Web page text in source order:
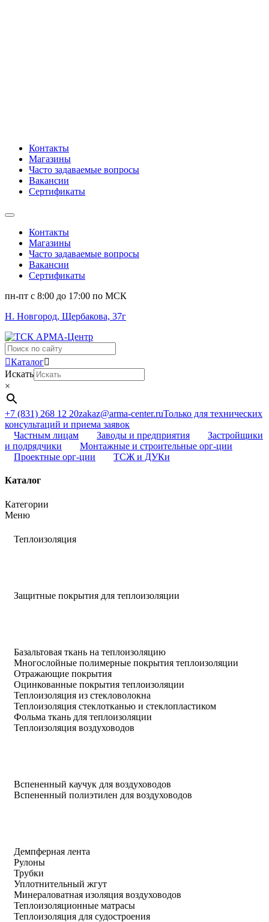
Контакты
Магазины
Часто задаваемые вопросы
Вакансии
Сертификаты
Контакты
Магазины
Часто задаваемые вопросы
Вакансии
Сертификаты
пн-пт c 8:00 до 17:00 по МСК
Н. Новгород, Щербакова, 37г
Поиск
...Каталог
Искать
×
+7 (831) 268 12 20zakaz@arma-center.ruТолько для технических
консультаций и приема заявок
Частным лицам
Заводы и предприятия
Застройщики
и подрядчики
Монтажные и строительные орг-ции
Проектные орг-ции
ТСЖ и ДУКи
Каталог
Категории
Меню
Теплоизоляция
Защитные покрытия для теплоизоляции
Базальтовая ткань на теплоизоляцию
Многослойные полимерные покрытия теплоизоляции
Отражающие покрытия
Оцинкованные покрытия теплоизоляции
Теплоизоляция из стекловолокна
Теплоизоляция стеклотканью и стеклопластиком
Фольма ткань для теплоизоляции
Теплоизоляция воздуховодов
Вспененный каучук для воздуховодов
Вспененный полиэтилен для воздуховодов
Демпферная лента
Рулоны
Трубки
Уплотнительный жгут
Минераловатная изоляция воздуховодов
Теплоизоляционные матрасы
Теплоизоляция для судостроения